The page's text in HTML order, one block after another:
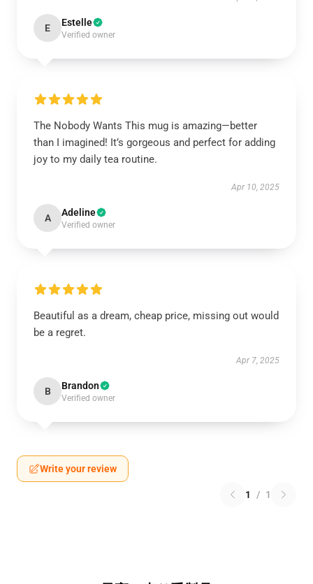
E Estelle
Verified owner
The Nobody Wants This mug is amazing—better
than I imagined! It’s gorgeous and perfect for adding
joy to my daily tea routine.
Apr 10, 2025
A Adeline
Verified owner
Beautiful as a dream, cheap price, missing out would
be a regret.
Apr 7, 2025
B Brandon
Verified owner
Write your review
1 / 1